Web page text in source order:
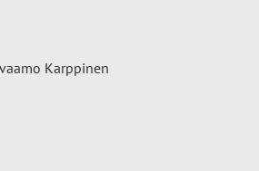
Karppinen